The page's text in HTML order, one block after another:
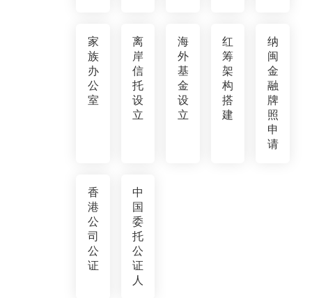
家
族
办
公
室
离
岸
信
托
设
立
海
外
基
金
设
立
红
筹
架
构
搭
建
纳
闽
金
融
牌
照
申
请
香
港
公
司
公
证
中
国
委
托
公
证
人